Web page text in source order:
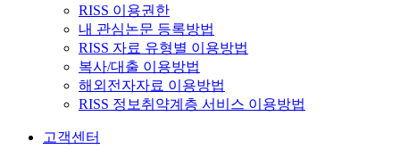
RISS 이용권한
내 관심논문 등록방법
RISS 자료 유형별 이용방법
복사/대출 이용방법
해외전자자료 이용방법
RISS 정보취약계층 서비스 이용방법
고객센터